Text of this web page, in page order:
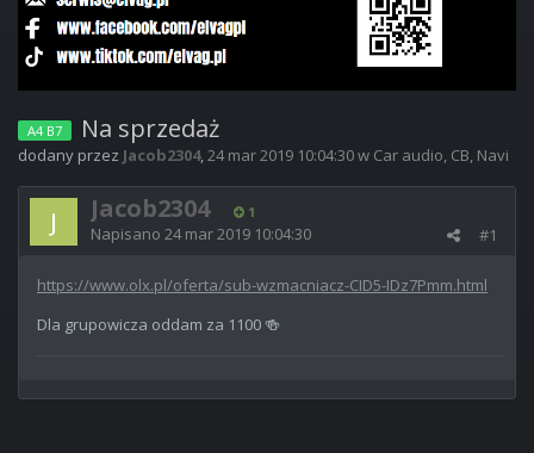
A4 B7 Na sprzedaż
dodany przez Jacob2304,24 mar 2019 10:04:30w Car audio, CB, Navi
Jacob2304 1
#1
Napisano 24 mar 2019 10:04:30
https://www.olx.pl/oferta/sub-wzmacniacz-CID5-IDz7Pmm.html
Dla grupowicza oddam za 1100 🍻